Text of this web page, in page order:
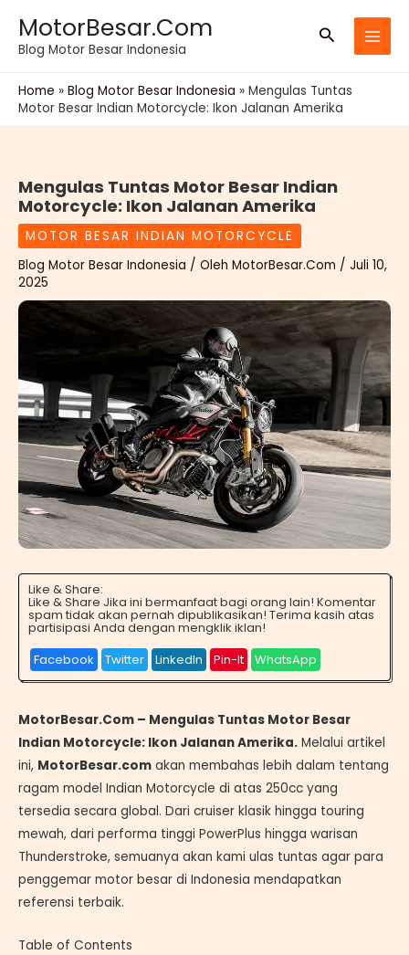
konten
MotorBesar.Com
Blog Motor Besar Indonesia
Cari
Home » Blog Motor Besar Indonesia » Mengulas Tuntas
Motor Besar Indian Motorcycle: Ikon Jalanan Amerika
Mengulas Tuntas Motor Besar Indian
Motorcycle: Ikon Jalanan Amerika
MOTOR BESAR INDIAN MOTORCYCLE
Blog Motor Besar Indonesia / Oleh MotorBesar.Com / Juli 10,
2025
Like & Share:
Like & Share Jika ini bermanfaat bagi orang lain! Komentar
spam tidak akan pernah dipublikasikan! Terima kasih atas
partisipasi Anda dengan mengklik iklan!
Facebook
Twitter LinkedIn Pin-It WhatsApp
MotorBesar.Com – Mengulas Tuntas Motor Besar
Indian Motorcycle: Ikon Jalanan Amerika. Melalui artikel
ini, MotorBesar.com akan membahas lebih dalam tentang
ragam model Indian Motorcycle di atas 250cc yang
tersedia secara global. Dari cruiser klasik hingga touring
mewah, dari performa tinggi PowerPlus hingga warisan
Thunderstroke, semuanya akan kami ulas tuntas agar para
penggemar motor besar di Indonesia mendapatkan
referensi terbaik.
Table of Contents